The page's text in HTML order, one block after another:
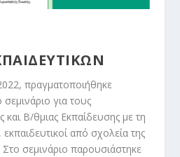
πραγματοποιήθηκε
για τους
και Β/θμιας Εκπαίδευσης με τη
από σχολεία της
σεμινάριο παρουσιάστηκε